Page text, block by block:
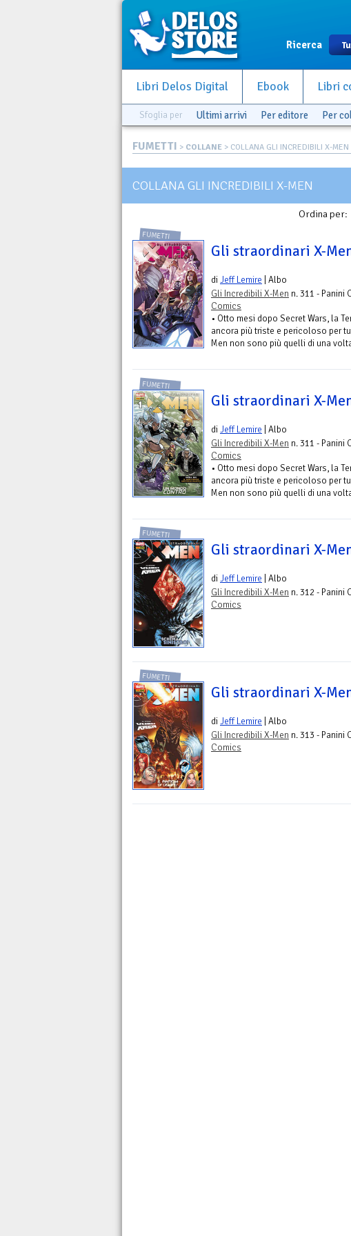
Ricerca
Libri Delos Digital Ebook Libri
Sfoglia per Ultimi arrivi Per editore Per
FUMETTI > COLLANE > COLLANA GLI INCREDIBILI X-MEN
COLLANA GLI INCREDIBILI X-MEN
Ordina per:
FUMETTI
Gli straordinari X-
diJeff Lemire | Albo
Gli Incredibili X-Men n. 311 - Panini
Comics
• Otto mesi dopo Secret Wars, la
ancora più triste e pericoloso per
Men non sono più quelli di una
FUMETTI
Gli straordinari X-
diJeff Lemire | Albo
Gli Incredibili X-Men n. 311 - Panini
Comics
• Otto mesi dopo Secret Wars, la
ancora più triste e pericoloso per
Men non sono più quelli di una
FUMETTI
Gli straordinari X-
diJeff Lemire | Albo
Gli Incredibili X-Men n. 312 - Panini
Comics
FUMETTI
Gli straordinari X-
diJeff Lemire | Albo
Gli Incredibili X-Men n. 313 - Panini
Comics